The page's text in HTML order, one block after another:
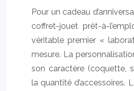
Pour un cadeau
coffret-jouet prêt-à-
véritable premier «
mesure. La
son caractère (coquette,
la quantité d’accessoires.